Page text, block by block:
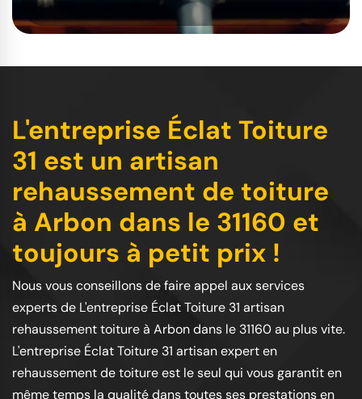
L'entreprise Éclat Toiture
31 est un artisan
rehaussement de toiture
à Arbon dans le 31160 et
toujours à petit prix !
Nous vous conseillons de faire appel aux services
experts de L'entreprise Éclat Toiture 31 artisan
rehaussement toiture à Arbon dans le 31160 au plus vite.
L'entreprise Éclat Toiture 31 artisan expert en
rehaussement de toiture est le seul qui vous garantit en
même temps la qualité dans toutes ses prestations en